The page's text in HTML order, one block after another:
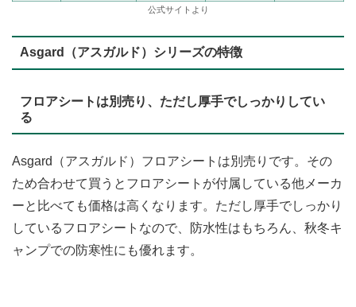
公式サイトより
Asgard（アスガルド）シリーズの特徴
フロアシートは別売り、ただし厚手でしっかりしてい
る
Asgard（アスガルド）フロアシートは別売りです。その
ため合わせて買うとフロアシートが付属している他メーカ
ーと比べても価格は高くなります。ただし厚手でしっかり
しているフロアシートなので、防水性はもちろん、秋冬キ
ャンプでの防寒性にも優れます。